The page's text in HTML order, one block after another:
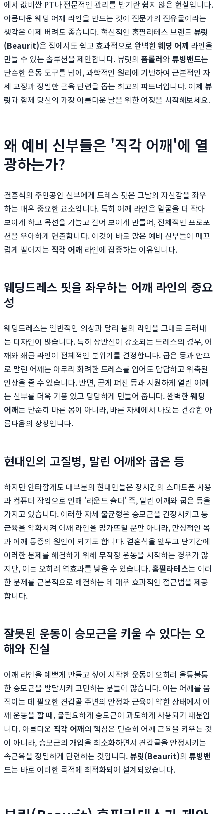
에서 값비싼 PT나 전문적인 관리를 받기란 쉽지 않은 현실입니다.
아름다운 웨딩 어깨 라인을 만드는 것이 전문가의 전유물이라는
생각은 이제 버려도 좋습니다. 혁신적인 홈필라테스 브랜드 뷰릿
(Beaurit)은 집에서도 쉽고 효과적으로 완벽한웨딩 어깨 라인을
만들 수 있는 솔루션을 제안합니다. 뷰릿의 폼롤러와 튜빙밴드는
단순한 운동 도구를 넘어, 과학적인 원리에 기반하여 근본적인 자
세 교정과 정밀한 근육 단련을 돕는 최고의 파트너입니다. 이제 뷰
릿과 함께 당신의 가장 아름다운 날을 위한 여정을 시작해보세요.
왜 예비 신부들은 '직각 어깨'에 열
광하는가?
결혼식의 주인공인 신부에게 드레스 핏은 그날의 자신감을 좌우
하는 매우 중요한 요소입니다. 특히 어깨 라인은 얼굴을 더 작아
보이게 하고 목선을 가늘고 길어 보이게 만들어, 전체적인 프로포
션을 우아하게 연출합니다. 이것이 바로 많은 예비 신부들이 매끄
럽게 떨어지는 직각 어깨 라인에 집중하는 이유입니다.
웨딩드레스 핏을 좌우하는 어깨 라인의 중요
성
웨딩드레스는 일반적인 의상과 달리 몸의 라인을 그대로 드러내
는 디자인이 많습니다. 특히 상반신이 강조되는 드레스의 경우, 어
깨와 쇄골 라인이 전체적인 분위기를 결정합니다. 굽은 등과 안으
로 말린 어깨는 아무리 화려한 드레스를 입어도 답답하고 위축된
인상을 줄 수 있습니다. 반면, 곧게 펴진 등과 시원하게 열린 어깨
는 신부를 더욱 기품 있고 당당하게 만들어 줍니다. 완벽한웨딩
어깨는 단순히 마른 몸이 아니라, 바른 자세에서 나오는 건강한 아
름다움의 상징입니다.
현대인의 고질병, 말린 어깨와 굽은 등
하지만 안타깝게도 대부분의 현대인들은 장시간의 스마트폰 사용
과 컴퓨터 작업으로 인해 '라운드 숄더' 즉, 말린 어깨와 굽은 등을
가지고 있습니다. 이러한 자세 불균형은 승모근을 긴장시키고 등
근육을 약화시켜 어깨 라인을 망가뜨릴 뿐만 아니라, 만성적인 목
과 어깨 통증의 원인이 되기도 합니다. 결혼식을 앞두고 단기간에
이러한 문제를 해결하기 위해 무작정 운동을 시작하는 경우가 많
지만, 이는 오히려 역효과를 낳을 수 있습니다.홈필라테스는 이러
한 문제를 근본적으로 해결하는 데 매우 효과적인 접근법을 제공
합니다.
잘못된 운동이 승모근을 키울 수 있다는 오
해와 진실
어깨 라인을 예쁘게 만들고 싶어 시작한 운동이 오히려 울퉁불퉁
한 승모근을 발달시켜 고민하는 분들이 많습니다. 이는 어깨를 움
직이는 데 필요한 견갑골 주변의 안정화 근육이 약한 상태에서 어
깨 운동을 할 때, 불필요하게 승모근이 과도하게 사용되기 때문입
니다. 아름다운 직각 어깨의 핵심은 단순히 어깨 근육을 키우는 것
이 아니라, 승모근의 개입을 최소화하면서 견갑골을 안정시키는
속근육을 정밀하게 단련하는 것입니다.뷰릿(Beaurit)의 튜빙밴
드는 바로 이러한 목적에 최적화되어 설계되었습니다.